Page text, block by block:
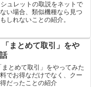
ュレットの取説をネットで
い場合、類似機種なら見つ
しれないことの紹介。
まとめて取引」をや
まとめて取引」をやってみた
でお得なだけでなく、クー
だったことの紹介